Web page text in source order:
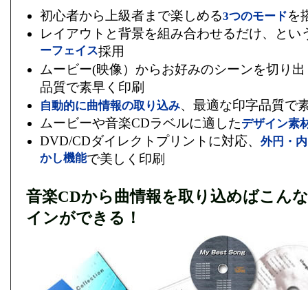
初心者から上級者まで楽しめる3つのモードを
レイアウトと背景を組み合わせるだけ、とい
ーフェイス採用
ムービー(映像）からお好みのシーンを切り
品質で素早く印刷
自動的に曲情報の取り込み、最適な印字品質で
ムービーや音楽CDラベルに適したデザイン素
DVD/CDダイレクトプリントに対応、 外円・
かし機能で美しく印刷
音楽CDから曲情報を取り込めばこん
インができる！